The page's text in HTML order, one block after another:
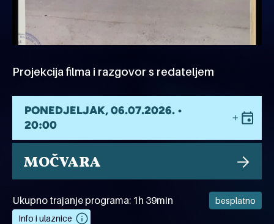
Projekcija filma i razgovor s redateljem
PONEDJELJAK, 06.07.2026. •
20:00
MOČVARA
Ukupno trajanje programa: 1h 39min
besplatno
Info i ulaznice